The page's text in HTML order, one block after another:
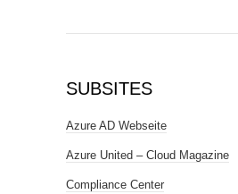
SUBSITES
Azure AD Webseite
Azure United – Cloud Magazine
Compliance Center